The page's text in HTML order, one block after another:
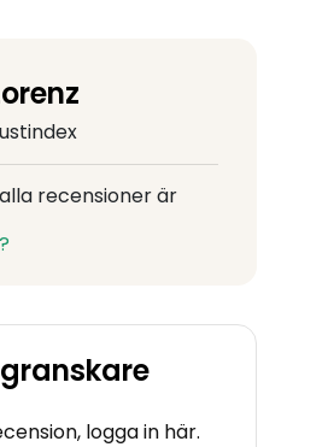
recensioner är
logga in här.